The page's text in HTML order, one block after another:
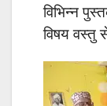
विभिन्न
विषय वस्तु